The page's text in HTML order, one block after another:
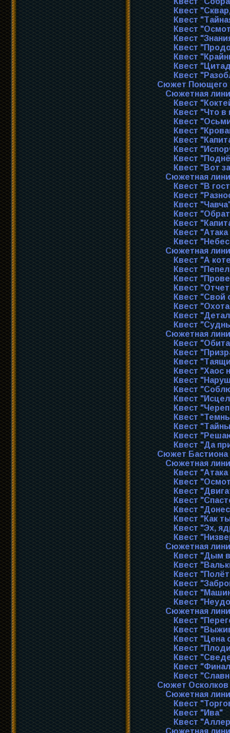
Квест
Квест
Квест
Квест
Квест
Квест
Квест
Квест
Сюжет Поющего
Сюжетная
Квест
Квест "Что
Квест
Квест
Квест
Квест
Квест
Квест "Вот
Сюжетная
Квест "В
Квест
Квест
Квест
Квест
Квест
Квест
Сюжетная
Квест "А
Квест
Квест
Квест
Квест "Свой
Квест
Квест
Квест
Сюжетная
Квест
Квест
Квест
Квест "Хаос
Квест
Квест
Квест
Квест
Квест
Квест
Квест
Квест "Да
Сюжет Бастиона
Сюжетная
Квест
Квест
Квест
Квест
Квест
Квест "Как
Квест "Эх,
Квест
Сюжетная
Квест "Дым
Квест
Квест
Квест
Квест
Квест
Сюжетная
Квест
Квест
Квест "Цена
Квест
Квест
Квест
Квест
Сюжет Осколков
Сюжетная
Квест
Квест "Ива"
Квест
Сюжетная